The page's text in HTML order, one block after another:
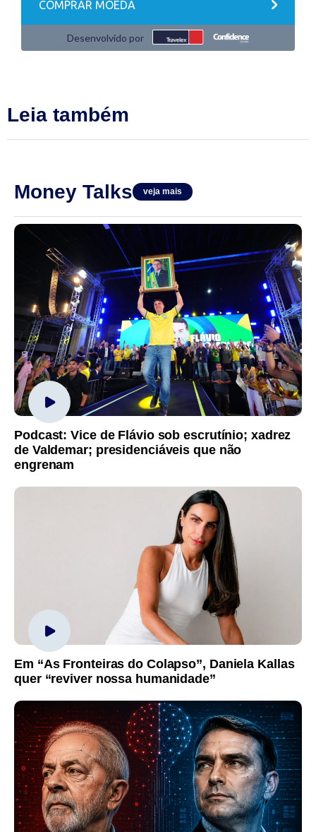
Leia também
Money Talks veja mais
Podcast: Vice de Flávio sob escrutínio; xadrez
de Valdemar; presidenciáveis que não
engrenam
Em “As Fronteiras do Colapso”, Daniela Kallas
quer “reviver nossa humanidade”